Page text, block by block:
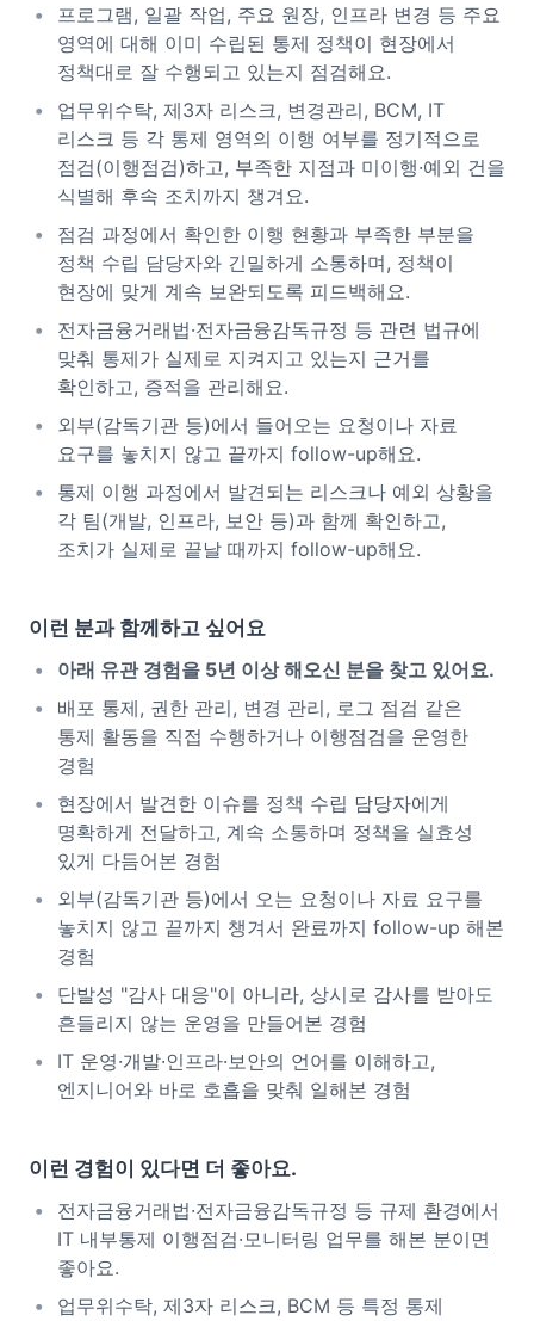
프로그램, 일괄 작업, 주요 원장, 인프라 변경 등 주요
영역에 대해 이미 수립된 통제 정책이 현장에서
정책대로 잘 수행되고 있는지 점검해요.
업무위수탁, 제3자 리스크, 변경관리, BCM, IT
리스크 등 각 통제 영역의 이행 여부를 정기적으로
점검(이행점검)하고, 부족한 지점과 미이행·예외 건을
식별해 후속 조치까지 챙겨요.
점검 과정에서 확인한 이행 현황과 부족한 부분을
정책 수립 담당자와 긴밀하게 소통하며, 정책이
현장에 맞게 계속 보완되도록 피드백해요.
전자금융거래법·전자금융감독규정 등 관련 법규에
맞춰 통제가 실제로 지켜지고 있는지 근거를
확인하고, 증적을 관리해요.
외부(감독기관 등)에서 들어오는 요청이나 자료
요구를 놓치지 않고 끝까지 follow-up해요.
통제 이행 과정에서 발견되는 리스크나 예외 상황을
각 팀(개발, 인프라, 보안 등)과 함께 확인하고,
조치가 실제로 끝날 때까지 follow-up해요.
이런 분과 함께하고 싶어요
아래 유관 경험을 5년 이상 해오신 분을 찾고 있어요.
배포 통제, 권한 관리, 변경 관리, 로그 점검 같은
통제 활동을 직접 수행하거나 이행점검을 운영한
경험
현장에서 발견한 이슈를 정책 수립 담당자에게
명확하게 전달하고, 계속 소통하며 정책을 실효성
있게 다듬어본 경험
외부(감독기관 등)에서 오는 요청이나 자료 요구를
놓치지 않고 끝까지 챙겨서 완료까지 follow-up 해본
경험
단발성 "감사 대응"이 아니라, 상시로 감사를 받아도
흔들리지 않는 운영을 만들어본 경험
IT 운영·개발·인프라·보안의 언어를 이해하고,
엔지니어와 바로 호흡을 맞춰 일해본 경험
이런 경험이 있다면 더 좋아요.
전자금융거래법·전자금융감독규정 등 규제 환경에서
IT 내부통제 이행점검·모니터링 업무를 해본 분이면
좋아요.
업무위수탁, 제3자 리스크, BCM 등 특정 통제